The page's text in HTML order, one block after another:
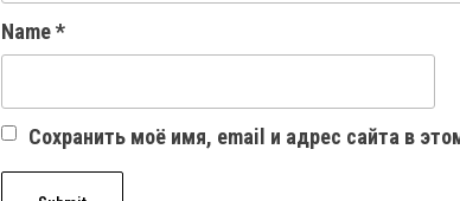
Name*
Сохранить моё имя, email и адрес сайта в